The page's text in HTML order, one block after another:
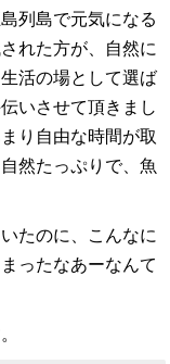
列島で元気になる
れた方が、自然に
活の場として選ば
いさせて頂きまし
り自由な時間が取
然たっぷりで、魚
たのに、こんなに
ったなあーなんて